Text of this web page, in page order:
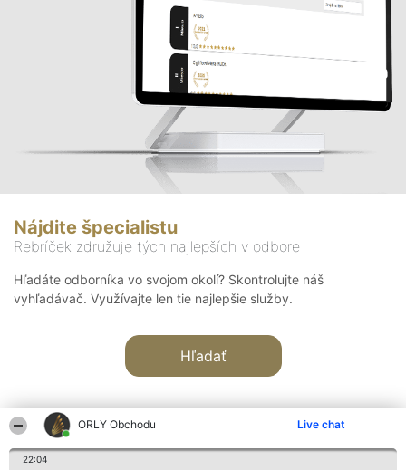
ORLY Obchodu Live chat
22:04
Nájdite špecialistu
Rebríček združuje tých najlepších v odbore
Hľadáte odborníka vo svojom okolí? Skontrolujte náš
vyhľadávač. Využívajte len tie najlepšie služby.
Hľadať